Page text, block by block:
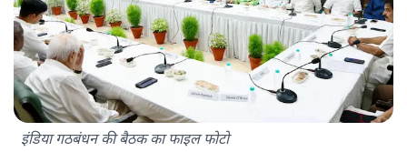
इंडिया गठबंधन की बैठक का फाइल फोटो